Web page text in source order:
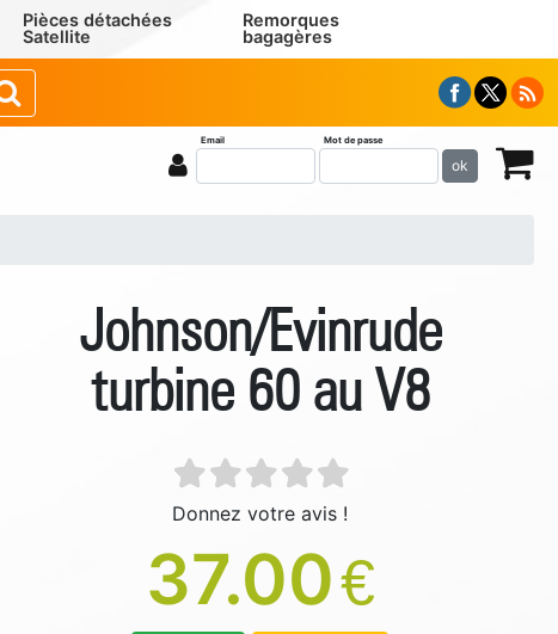
Pièces détachées
Satellite
Remorques
bagagères
Email Mot de passe
ok
Johnson/Evinrude
turbine 60 au V8
Donnez votre avis !
37.00€